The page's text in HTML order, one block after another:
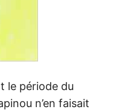
le période du
n’en faisait